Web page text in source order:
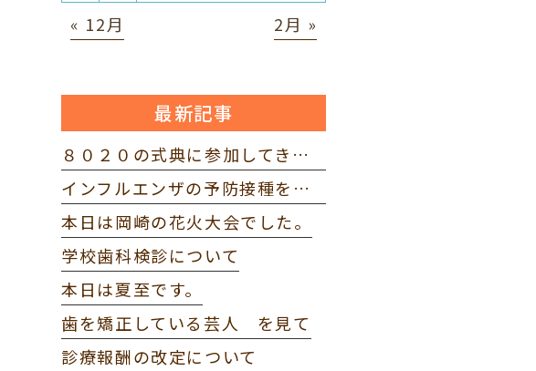
« 12月 2月 »
最新記事
８０２０の式典に参加してきました。
インフルエンザの予防接種を打ってきました。
本日は岡崎の花火大会でした。
学校歯科検診について
本日は夏至です。
歯を矯正している芸人 を見て
診療報酬の改定について